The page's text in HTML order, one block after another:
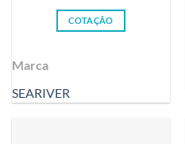
COTAÇÃO
Marca
SEARIVER